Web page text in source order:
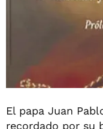
El papa Juan
recordado por su